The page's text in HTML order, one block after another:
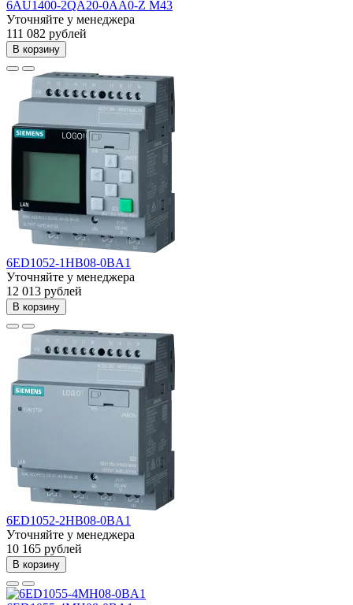
6AU1400-2QA20-0AA0-Z M43
Уточняйте у менеджера
111 082 рублей
В корзину
6ED1052-1HB08-0BA1
Уточняйте у менеджера
12 013 рублей
В корзину
6ED1052-2HB08-0BA1
Уточняйте у менеджера
10 165 рублей
В корзину